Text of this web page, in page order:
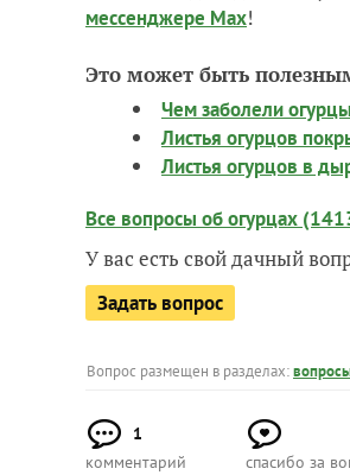
мессенджере Max!
Это может быть
Чем заболели
Листья огурцов
Листья огурцов в
Все вопросы об огурцах
У вас есть свой дачный
Задать вопрос
Вопрос размещен в разделах:
1
комментарий
спасибо за